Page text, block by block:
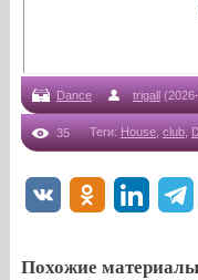
Dance trigall
35 Теги: House,club,
Похожие